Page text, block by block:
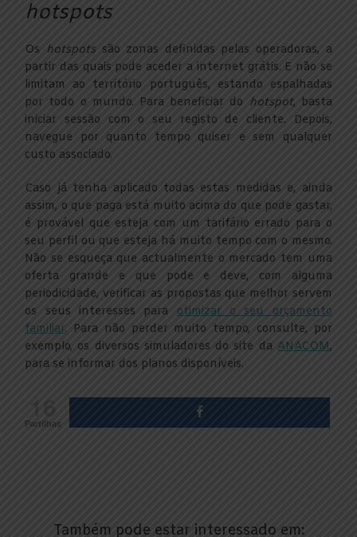
hotspots
Os hotspotssão zonas definidas pelas operadoras, a
partir das quais pode aceder a internet grátis. E não se
limitam ao território português, estando espalhadas
por todo o mundo. Para beneficiar do hotspot, basta
iniciar sessão com o seu registo de cliente. Depois,
navegue por quanto tempo quiser e sem qualquer
custo associado.
Caso já tenha aplicado todas estas medidas e, ainda
assim, o que paga está muito acima do que pode gastar,
é provável que esteja com um tarifário errado para o
seu perfil ou que esteja há muito tempo com o mesmo.
Não se esqueça que actualmente o mercado tem uma
oferta grande e que pode e deve, com alguma
periodicidade, verificar as propostas que melhor servem
os seus interesses para otimizar o seu orçamento
familiar. Para não perder muito tempo, consulte, por
exemplo, os diversos simuladores do site da ANACOM,
para se informar dos planos disponíveis.
Partilhas
Também pode estar interessado em: